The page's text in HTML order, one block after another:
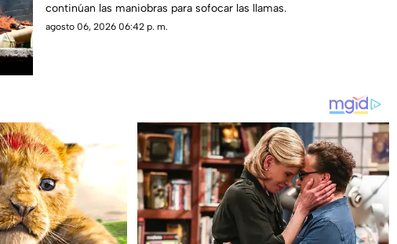
continúan las maniobras para sofocar las llamas.
agosto 06, 2026 06:42 p. m.